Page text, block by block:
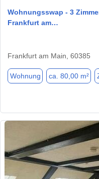
Wohnungsswap - 3
Frankfurt am…
Frankfurt am Main, 60385
Wohnung ca. 80,00 m²